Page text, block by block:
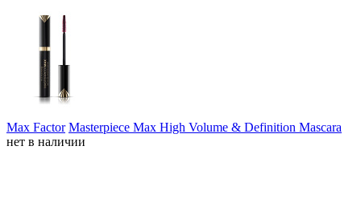
Max Factor Masterpiece Max High Volume & Definition Mascara
нет в наличии